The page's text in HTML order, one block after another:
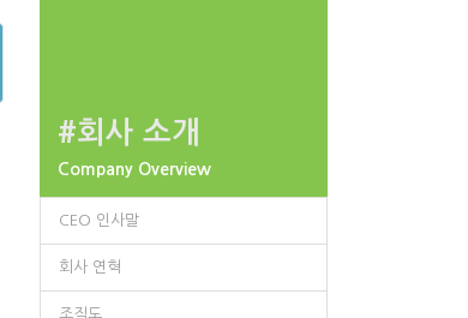
#회사 소개
Company Overview
CEO 인사말
회사 연혁
조직도